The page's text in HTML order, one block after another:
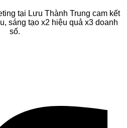
tại Lưu Thành Trung cam kết
sáng tạo x2 hiệu quả x3 doanh
số.